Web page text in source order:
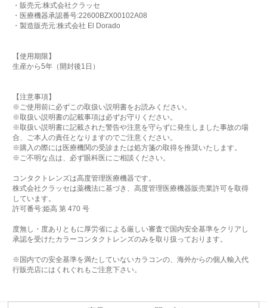
・販売元:株式会社クラッセ
・医療機器承認番号:22600BZX00102A08
・製造販売元:株式会社 El Dorado
【使用期限】
生産から5年（開封後1日）
【注意事項】
※ご使用前に必ずこの取扱い説明書をお読みください。
※取扱い説明書の記載事項は必ずお守りください。
※取扱い説明書に記載された警告や注意を守らずに発生しました事故の場
合、ご本人の責任となりますのでご注意ください。
※購入の際には医療機関の受診または処方箋の取得を推奨いたします。
※ご不明な点は、必ず眼科医にご相談ください。
コンタクトレンズは高度管理医療機器です。
株式会社クラッセは薬機法に基づき、高度管理医療機器販売業許可を取得
しています。
許可番号:姫高 第 470 号
度無し・度ありともに厚労省による厳しい審査で国内安全基準をクリアし
承認を受けたカラーコンタクトレンズのみを取り扱っております。
※国内での安全基準を満たしていないカラコンの、海外からの個人輸入代
行販売店にはくれぐれもご注意下さい。